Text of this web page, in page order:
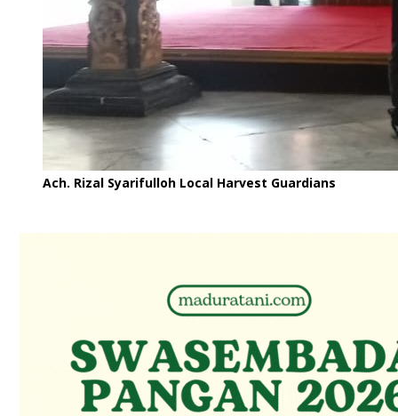
Ach. Rizal Syarifulloh Local Harvest Guardians